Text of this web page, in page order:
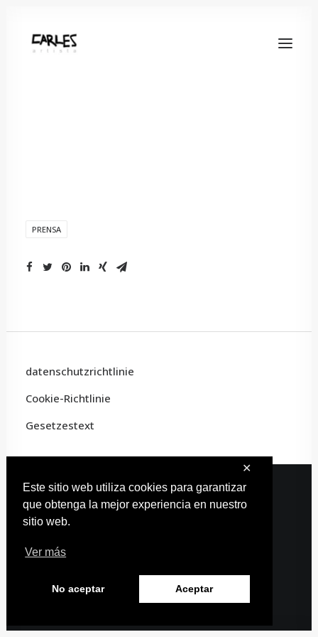
Este sitio web utiliza cookies para garantizar
que obtenga la mejor experiencia en nuestro
sitio web.
Ver más
No aceptar Aceptar
✕
PRENSA
datenschutzrichtlinie
Cookie-Richtlinie
Gesetzestext
© 2022 Carles Artist · Alle Rechte vorbehalten